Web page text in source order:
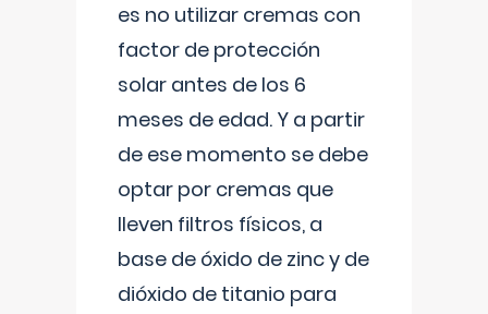
es no utilizar cremas con
factor de protección
solar antes de los 6
meses de edad. Y a partir
de ese momento se debe
optar por cremas que
lleven filtros físicos, a
base de óxido de zinc y de
dióxido de titanio para